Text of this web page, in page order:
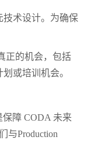
技术设计。为确保
正的机会，包括
或培训机会。
障 CODA 未来
与Production